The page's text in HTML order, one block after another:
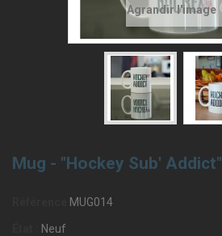
Agrandir l'image
Mug - "Hockey Sub' Addict"
MUG014
Neuf